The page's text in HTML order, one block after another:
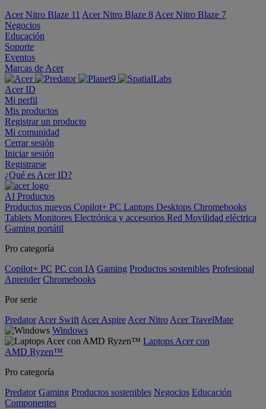
Acer Nitro Blaze 11 Acer Nitro Blaze 8 Acer Nitro Blaze 7
Negocios
Educación
Soporte
Eventos
Marcas de Acer
Acer ID
Mi perfil
Mis productos
Registrar un producto
Mi comunidad
Cerrar sesión
Iniciar sesión
Registrarse
¿Qué es Acer ID?
AI Productos
Productos nuevos Copilot+ PC Laptops Desktops Chromebooks
Tablets Monitores Electrónica y accesorios Red Movilidad eléctrica
Gaming portátil
Pro categoría
Copilot+ PC PC con IA Gaming Productos sostenibles Profesional
Aprender Chromebooks
Por serie
Predator Acer Swift Acer Aspire Acer Nitro Acer TravelMate
Windows
Laptops Acer con
AMD Ryzen™
Pro categoría
Predator Gaming Productos sostenibles Negocios Educación
Componentes